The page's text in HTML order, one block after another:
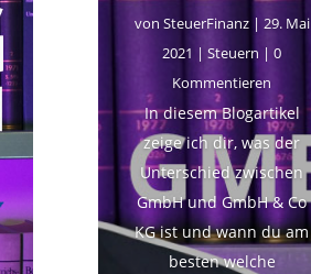
von SteuerFinanz| 29. Mai
2021 |Steuern | 0
Kommentieren
In diesem Blogartikel
zeige ich dir, was der
Unterschied zwischen
GmbH und GmbH & Co
KG ist und wann du am
besten welche